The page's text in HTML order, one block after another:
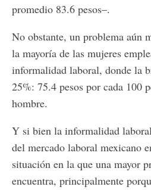
promedio 83.6 pesos–.
No obstante, un problema aún
la mayoría de las mujeres
informalidad laboral, donde la
25%: 75.4 pesos por cada 100
hombre.
Y si bien la informalidad
del mercado laboral mexicano
situación en la que una mayor
encuentra, principalmente